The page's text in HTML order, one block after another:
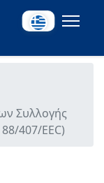
Συλλογής
407/EEC)